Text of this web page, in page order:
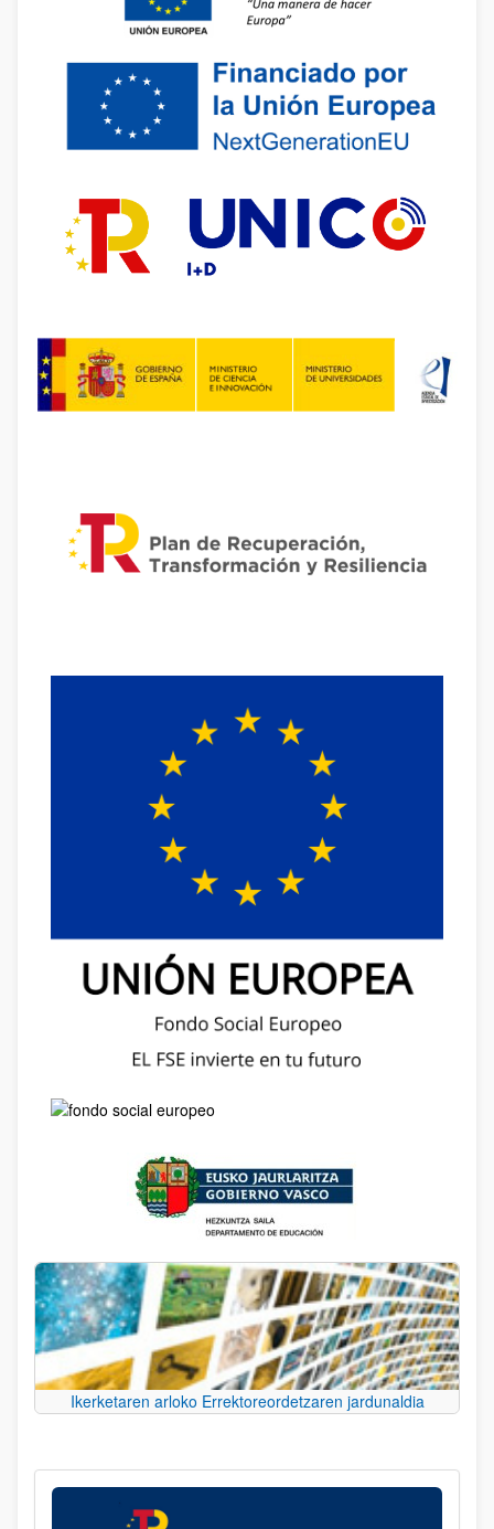
Ikerketaren arloko Errektoreordetzaren jardunaldia